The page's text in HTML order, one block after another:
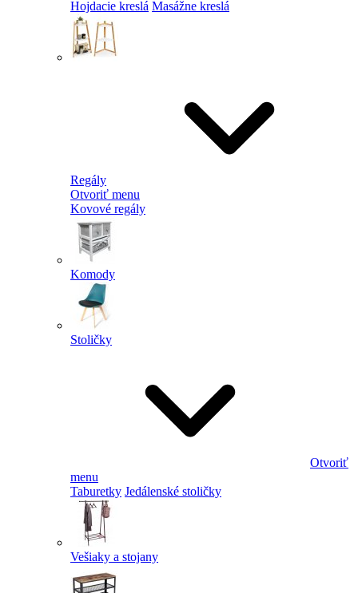
Hojdacie kreslá Masážne kreslá
Regály
Otvoriť menu
Kovové regály
Komody
Stoličky
Otvoriť
menu
Taburetky Jedálenské stoličky
Vešiaky a stojany